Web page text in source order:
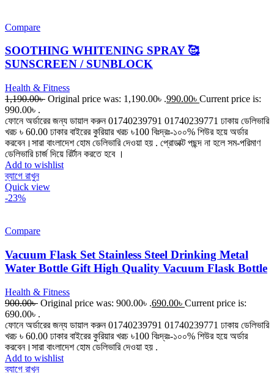
Compare
SOOTHING WHITENING SPRAY 🥰
SUNSCREEN / SUNBLOCK
Health & Fitness
1,190.00৳ Original price was: 1,190.00৳ .990.00৳ Current price is:
990.00৳ .
ফোনে অর্ডারের জন্য ডায়াল করুন 01740239791 01740239771 ঢাকায় ডেলিভারি
খরচ ৳ 60.00 ঢাকার বাইরের কুরিয়ার খরচ ৳100 বিঃদ্রঃ-১০০% শিউর হয়ে অর্ডার
করবেন।সারা বাংলাদেশ হোম ডেলিভারি দেওয়া হয় . প্রোডাক্ট পছন্দ না হলে সম-পরিমাণ
ডেলিভারি চার্জ দিয়ে রির্টান করতে হবে ।
Add to wishlist
ব্যাগে রাখুন
Quick view
-23%
Compare
Vacuum Flask Set Stainless Steel Drinking Metal
Water Bottle Gift High Quality Vacuum Flask Bottle
Health & Fitness
900.00৳ Original price was: 900.00৳ .690.00৳ Current price is:
690.00৳ .
ফোনে অর্ডারের জন্য ডায়াল করুন 01740239791 01740239771 ঢাকায় ডেলিভারি
খরচ ৳ 60.00 ঢাকার বাইরের কুরিয়ার খরচ ৳100 বিঃদ্রঃ-১০০% শিউর হয়ে অর্ডার
করবেন।সারা বাংলাদেশ হোম ডেলিভারি দেওয়া হয় .
Add to wishlist
ব্যাগে রাখুন